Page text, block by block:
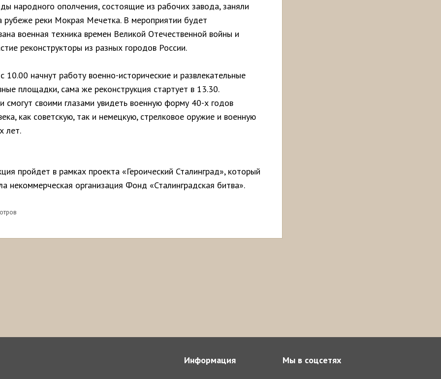
народного ополчения, состоящие из рабочих завода, заняли
рубеже реки Мокрая Мечетка. В мероприятии будет
военная техника времен Великой Отечественной войны и
реконструкторы из разных городов России.
10.00 начнут работу военно-исторические и развлекательные
площадки, сама же реконструкция стартует в 13.30.
смогут своими глазами увидеть военную форму 40-х годов
как советскую, так и немецкую, стрелковое оружие и военную
лет.
пройдет в рамках проекта «Героический Сталинград», который
некоммерческая организация Фонд «Сталинградская битва».
Информация Мы в соцсетях